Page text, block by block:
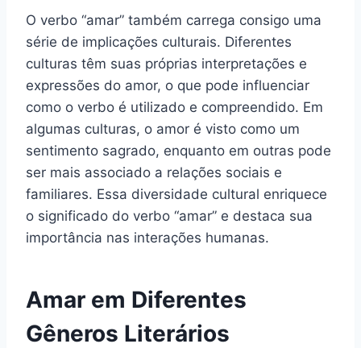
O verbo “amar” também carrega consigo uma
série de implicações culturais. Diferentes
culturas têm suas próprias interpretações e
expressões do amor, o que pode influenciar
como o verbo é utilizado e compreendido. Em
algumas culturas, o amor é visto como um
sentimento sagrado, enquanto em outras pode
ser mais associado a relações sociais e
familiares. Essa diversidade cultural enriquece
o significado do verbo “amar” e destaca sua
importância nas interações humanas.
Amar em Diferentes
Gêneros Literários